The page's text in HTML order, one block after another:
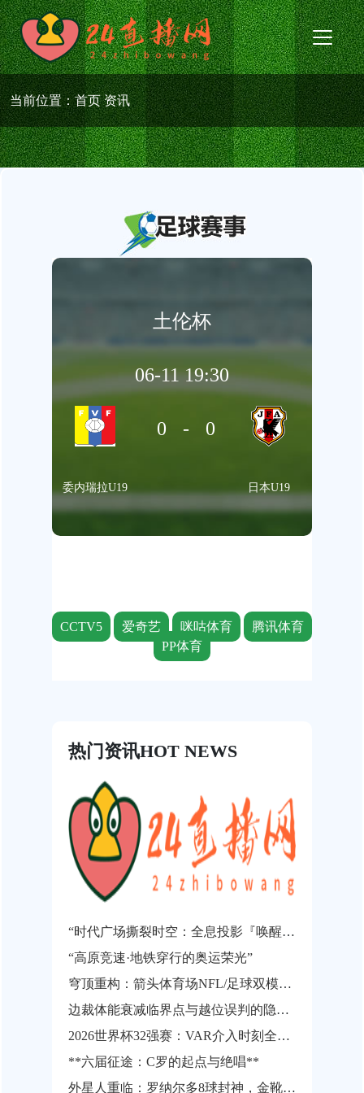
当前位置：首页资讯
土伦杯
06-11 19:30
委内瑞拉U19
0-0
日本U19
CCTV5 爱奇艺 咪咕体育
腾讯体育
PP体育
热门资讯HOT NEWS
“时代广场撕裂时空：全息投影『唤醒』世界杯永恒瞬间”
“高原竞速·地铁穿行的奥运荣光”
穹顶重构：箭头体育场NFL/足球双模式智能转换系统技术预研（2026世界杯兼容架构）
边裁体能衰减临界点与越位误判的隐性关联机制——基于世界杯跑动负荷累积的实证分析
2026世界杯32强赛：VAR介入时刻全记录与裁判关键判罚深度复盘
**六届征途：C罗的起点与绝唱**
外星人重临：罗纳尔多8球封神，金靴加冕